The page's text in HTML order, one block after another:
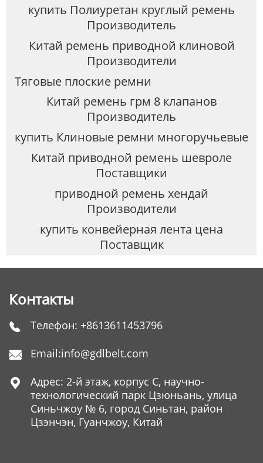
купить Полиуретан круглый ремень
Производитель
Китай ремень приводной клиновой
Производители
Тяговые плоские ремни
Китай ремень грм 8 клапанов
Производитель
купить Клиновые ремни многоручьевые
Китай приводной ремень шевроле
Поставщики
приводной ремень хендай
Производители
купить конвейерная лента цена
Поставщик
Контакты
 Телефон: +8613611453796
 Email:info@gdlbelt.com

Адрес: 2-й этаж, корпус C, научно-
технологический парк Цзюньань, улица
Синьчжоу № 6, город Синьтан, район
Цзэнчэн, Гуанчжоу, Китай